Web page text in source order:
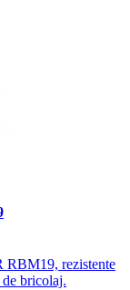
RBM19, rezistente
bricolaj.